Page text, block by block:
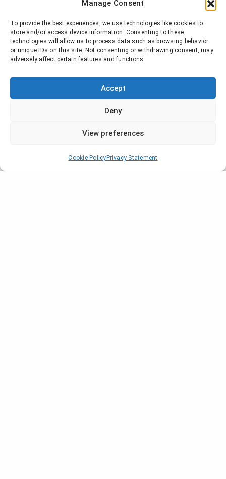
Manage Consent
To provide the best experiences, we use technologies like cookies to
store and/or access device information. Consenting to these
technologies will allow us to process data such as browsing behavior
or unique IDs on this site. Not consenting or withdrawing consent, may
adversely affect certain features and functions.
Accept
Deny
View preferences
Cookie Policy Privacy Statement